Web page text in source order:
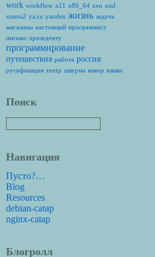
work workflow x11 x86_64 xen xml
xmms2 ya.ru yandex жизнь задача
магазины настоящий программист
письмо призеденту
программирование
путешествия работа россия
русификация театр шаурма юмор языки
Поиск
Навигация
Пусто?…
Blog
Resources
debian-catap
nginx-catap
Блогролл